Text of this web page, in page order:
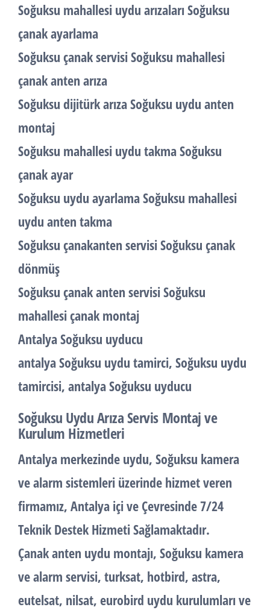
Soğuksu mahallesi uydu arızaları Soğuksu
çanak ayarlama
Soğuksu çanak servisi Soğuksu mahallesi
çanak anten arıza
Soğuksu dijitürk arıza Soğuksu uydu anten
montaj
Soğuksu mahallesi uydu takma Soğuksu
çanak ayar
Soğuksu uydu ayarlama Soğuksu mahallesi
uydu anten takma
Soğuksu çanakanten servisi Soğuksu çanak
dönmüş
Soğuksu çanak anten servisi Soğuksu
mahallesi çanak montaj
Antalya Soğuksu uyducu
antalya Soğuksu uydu tamirci, Soğuksu uydu
tamircisi, antalya Soğuksu uyducu
Soğuksu Uydu Arıza Servis Montaj ve
Kurulum Hizmetleri
Antalya merkezinde uydu, Soğuksu kamera
ve alarm sistemleri üzerinde hizmet veren
firmamız, Antalya içi ve Çevresinde 7/24
Teknik Destek Hizmeti Sağlamaktadır.
Çanak anten uydu montajı, Soğuksu kamera
ve alarm servisi, turksat, hotbird, astra,
eutelsat, nilsat, eurobird uydu kurulumları ve